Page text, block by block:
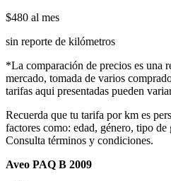
$480 al mes
sin reporte de kilómetros
*La comparación de precios es una
mercado, tomada de varios
tarifas aqui presentadas pueden
Recuerda que tu tarifa por km es
factores como: edad, género, tipo
Consulta términos y condiciones.
Aveo PAQ B 2009